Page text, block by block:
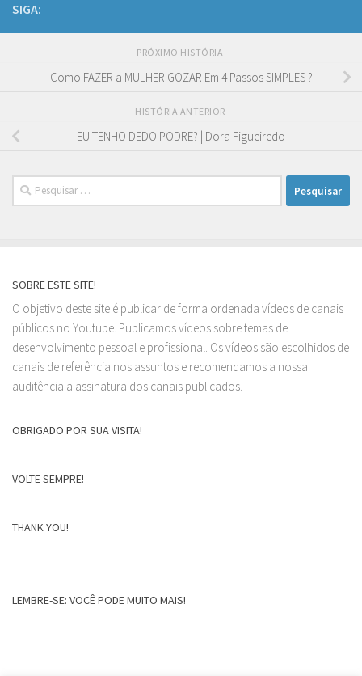
SIGA:
PRÓXIMO HISTÓRIA
Como FAZER a MULHER GOZAR Em 4 Passos SIMPLES ?
HISTÓRIA ANTERIOR
EU TENHO DEDO PODRE? | Dora Figueiredo
Pesquisar
por:
SOBRE ESTE SITE!
O objetivo deste site é publicar de forma ordenada vídeos de canais
públicos no Youtube. Publicamos vídeos sobre temas de
desenvolvimento pessoal e profissional. Os vídeos são escolhidos de
canais de referência nos assuntos e recomendamos a nossa
auditência a assinatura dos canais publicados.
OBRIGADO POR SUA VISITA!
VOLTE SEMPRE!
THANK YOU!
LEMBRE-SE: VOCÊ PODE MUITO MAIS!